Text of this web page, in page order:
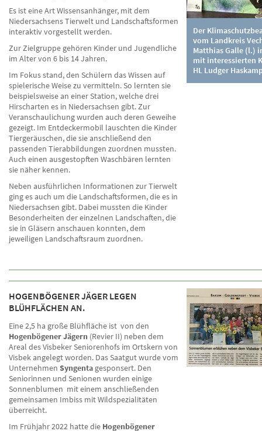
Der
vom Landkreis
Matthias Galle (l.)
mit interessierten
HL Ludger
Es ist eine Art Wissensanhänger, mit dem
Niedersachsens Tierwelt und Landschaftsformen
interaktiv vorgestellt werden.
Zur Zielgruppe gehören Kinder und Jugendliche
im Alter von 6 bis 14 Jahren.
Im Fokus stand, den Schülern das Wissen auf
spielerische Weise zu vermitteln. So lernten sie
beispielsweise an einer Station, welche drei
Hirscharten es in Niedersachsen gibt. Zur
Veranschaulichung wurden auch deren Geweihe
gezeigt. Im Entdeckermobil lauschten die Kinder
Tiergeräuschen, die sie anschließend den
passenden Tierabbildungen zuordnen mussten.
Auch einen ausgestopften Waschbären lernten
sie näher kennen.
Neben ausführlichen Informationen zur Tierwelt
ging es auch um die Landschaftsformen, die es in
Niedersachsen gibt. Dabei mussten die Kinder
Besonderheiten der einzelnen Landschaften, die
sie in Gläsern anschauen konnten, dem
jeweiligen Landschaftsraum zuordnen.
HOGENBÖGENER JÄGER LEGEN
BLÜHFLÄCHEN AN.
Eine 2,5 ha große Blühfläche ist von den
Hogenbögener Jägern (Revier II) neben dem
Areal des Visbeker Seniorenhofs im Ortskern von
Visbek angelegt worden. Das Saatgut wurde vom
Unternehmen Syngenta gesponsert. Den
Seniorinnen und Senionen wurden einige
Sonnenblumen mit einem anschließenden
gemeinsamen Imbiss mit Wildspezialitäten
überreicht.
Im Frühjahr 2022 hatte die Hogenbögener